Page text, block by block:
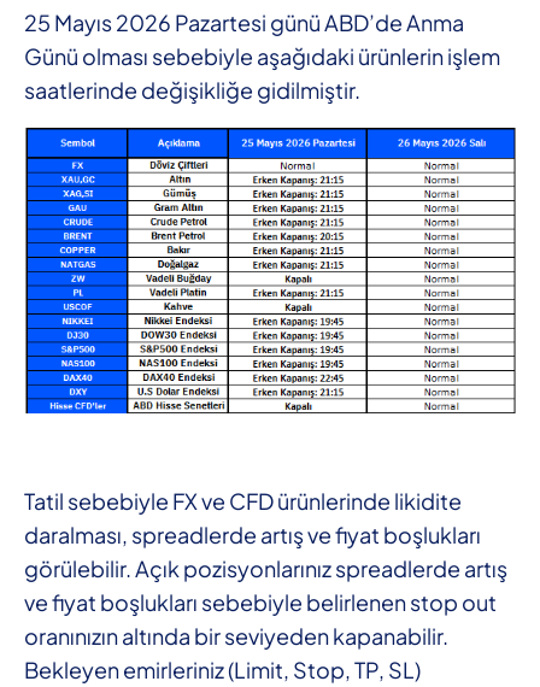
25 Mayıs 2026 Pazartesi günü ABD’de Anma
Günü olması sebebiyle aşağıdaki ürünlerin işlem
saatlerinde değişikliğe gidilmiştir.
Tatil sebebiyle FX ve CFD ürünlerinde likidite
daralması, spreadlerde artış ve fiyat boşlukları
görülebilir. Açık pozisyonlarınız spreadlerde artış
ve fiyat boşlukları sebebiyle belirlenen stop out
oranınızın altında bir seviyeden kapanabilir.
Bekleyen emirleriniz (Limit, Stop, TP, SL)